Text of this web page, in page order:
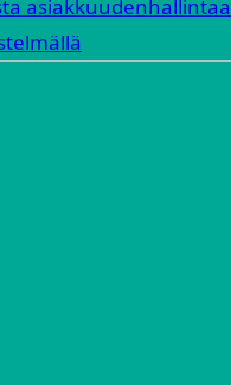
asiakkuudenhallintaa